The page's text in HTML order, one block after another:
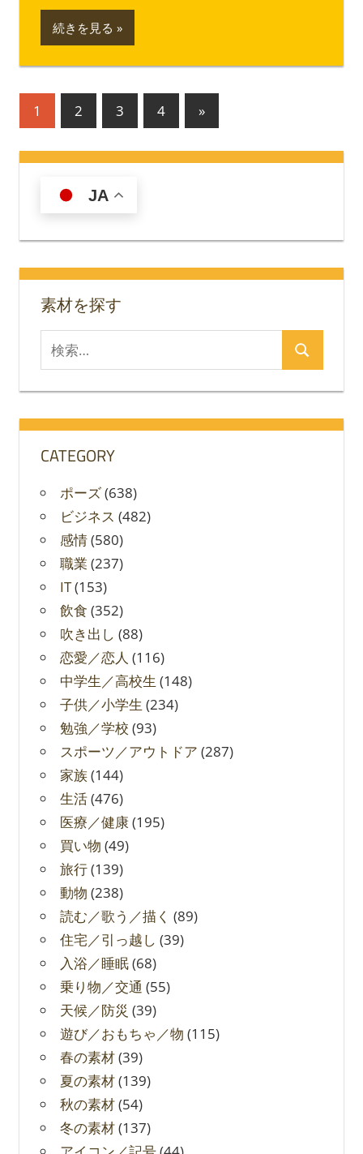
続きを見る
投
の
ー
ジ
送
り
1 2 3 4
次
の
記
»
JA
素材を探す
索
対
検
CATEGORY
ポーズ(638)
ビジネス (482)
感情(580)
職業 (237)
IT(153)
飲食 (352)
吹き出し (88)
恋愛／恋人 (116)
中学生／高校生 (148)
子供／小学生 (234)
勉強／学校 (93)
スポーツ／アウトドア (287)
家族(144)
生活(476)
医療／健康(195)
買い物 (49)
旅行(139)
動物 (238)
読む／歌う／描く (89)
住宅／引っ越し (39)
入浴／睡眠(68)
乗り物／交通 (55)
天候／防災 (39)
遊び／おもちゃ／物 (115)
春の素材(39)
夏の素材(139)
秋の素材(54)
冬の素材(137)